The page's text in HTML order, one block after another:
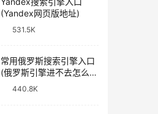
(Yandex网页版地址)
531.5K
常用俄罗斯搜索引擎入口
(俄罗斯引擎进不去怎么
440.8K